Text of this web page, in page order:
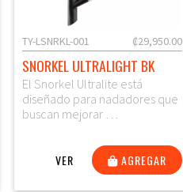
₡29,950.00
TY-LSNRKL-001
SNORKEL ULTRALIGHT BK
El Snorkel Ultralite está
diseñado para nadadores que
buscan mejorar …
VER AGREGAR